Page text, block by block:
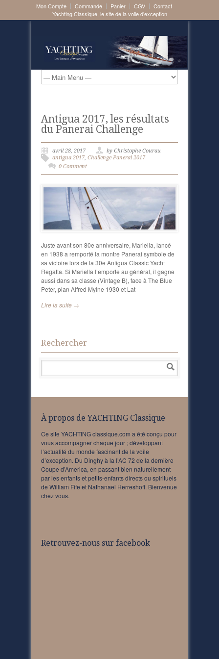
Mon Compte Commande Panier CGV
Contact
Yachting Classique, le site de la voile d'exception
Antigua 2017, les résultats
du Panerai Challenge
avril 28, 2017
by Christophe Courau
antigua 2017, Challenge Panerai 2017
0 Comment
Juste avant son 80e anniversaire, Mariella, lancé
en 1938 a remporté la montre Panerai symbole de
sa victoire lors de la 30e Antigua Classic Yacht
Regatta. Si Mariella l’emporte au général, il gagne
aussi dans sa classe (Vintage B), face à The Blue
Peter, plan Alfred Mylne 1930 et Lat
Lire la suite →
Rechercher
À propos de YACHTING Classique
Ce site YACHTING classique.com a été conçu pour
vous accompagner chaque jour ; développant
l’actualité du monde fascinant de la voile
d’exception. Du Dinghy à la l’AC 72 de la dernière
Coupe d’America, en passant bien naturellement
par les enfants et petits-enfants directs ou spirituels
de William Fife et Nathanael Herreshoff. Bienvenue
chez vous.
Retrouvez-nous sur facebook